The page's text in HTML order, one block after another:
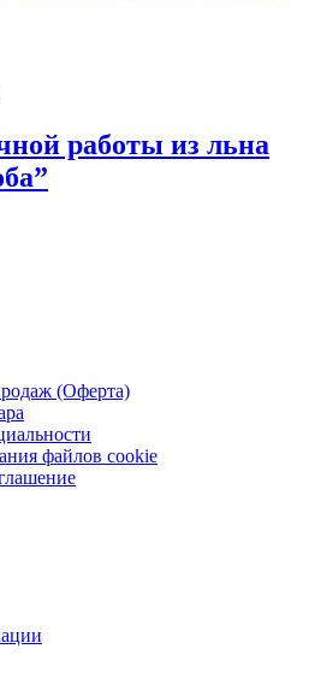
работы из льна
(Оферта)
файлов cookie